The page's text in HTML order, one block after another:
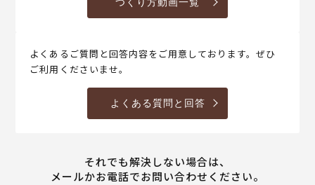
よくあるご質問と回答内容をご用意しております。ぜひ
ご利用くださいませ。
よくある質問と回答
それでも解決しない場合は、
メールかお電話でお問い合わせください。